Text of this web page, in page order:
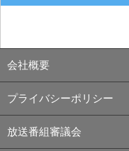
会社概要
プライバシーポリシー
放送番組審議会